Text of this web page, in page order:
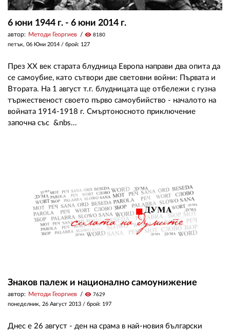
6 юни 1944 г. - 6 юни 2014 г.
автор: Методи Георгиев visibility 8180
петък, 06 Юни 2014 / брой: 127
През XX век старата блудница Европа направи два опита да
се самоубие, като сътвори две световни войни: Първата и
Втората. На 1 август т.г. блудницата ще отбележи с гузна
тържественост своето първо самоубийство - началото на
войната 1914-1918 г. Смъртоносното приключение
започна със &nbs...
Знаков палеж и национално самоунижение
автор: Методи Георгиев visibility 7629
понеделник, 26 Август 2013 / брой: 197
Днес е 26 август - ден на срама в най-новия български